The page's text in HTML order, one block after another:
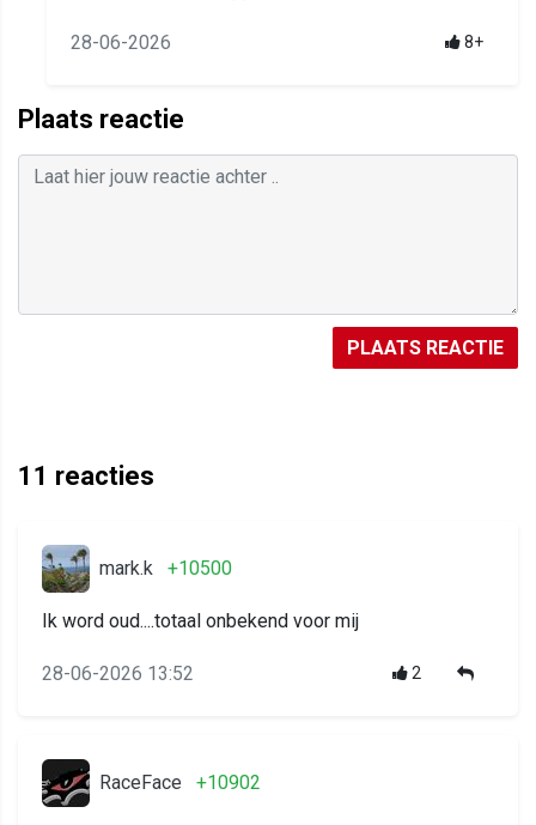
28-06-2026 8+
Plaats reactie
PLAATS REACTIE
11 reacties
mark.k +10500
Ik word oud....totaal onbekend voor mij
28-06-2026 13:52 2
RaceFace +10902